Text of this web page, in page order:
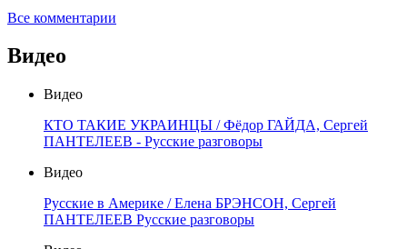
Все комментарии
Видео
Видео
КТО ТАКИЕ УКРАИНЦЫ / Фёдор ГАЙДА, Сергей
ПАНТЕЛЕЕВ - Русские разговоры
Видео
Русские в Америке / Елена БРЭНСОН, Сергей
ПАНТЕЛЕЕВ Русские разговоры